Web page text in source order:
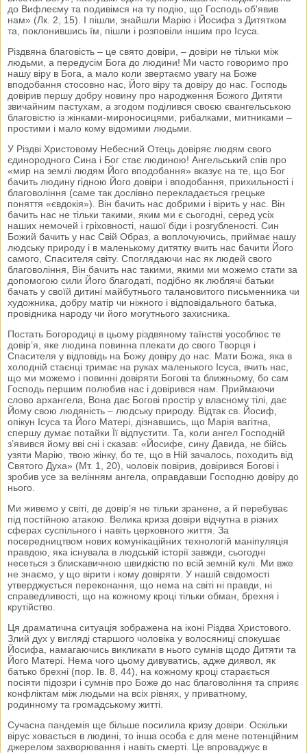
до Вифлеєму та подивімся на ту подію, що Господь об'явив
нам» (Лк. 2, 15). І пішли, знайшли Марію і Йосифа з Дитятком
та, поклонившись їм, пішли і розповіли іншим про Ісуса.
Різдвяна благовість – це свято довіри, – довіри не тільки між
людьми, а передусім Бога до людини! Ми часто говоримо про
нашу віру в Бога, а мало коли звертаємо увагу на Боже
вподобання стосовно нас, Його віру та довіру до нас. Господь
довірив першу добру новину про народження Божого Дитяти
звичайним пастухам, а згодом поділився своєю євангельською
благовістю із жінками-мироносицями, рибалками, митниками –
простими і мало кому відомими людьми.
У Різдві Христовому Небесний Отець довіряє людям свого
єдинородного Сина і Бог стає людиною! Ангельський спів про
«мир на землі людям Його вподобання» вказує на те, що Бог
бачить людину гідною Його довіри і вподобання, прихильності і
благовоління (саме так дослівно перекладається грецьке
поняття «євдокія»). Він бачить нас добрими і вірить у нас. Він
бачить нас не тільки такими, яким ми є сьогодні, серед усіх
наших немочей і гріховності, нашої біди і розгубленості. Син
Божий бачить у нас Свій Образ, а воплочуючись, приймає нашу
людську природу і в маленькому дитятку вчить нас бачити Його
самого, Спасителя світу. Споглядаючи нас як людей свого
благовоління, Він бачить нас такими, якими ми можемо стати за
допомогою сили Його благодаті, подібно як люблячі батьки
бачать у своїй дитині майбутнього талановитого письменника чи
художника, добру матір чи ніжного і відповідального батька,
провідника народу чи його могутнього захисника.
Постать Богородиці в цьому різдвяному таїнстві уособлює те
довір’я, яке людина повинна плекати до свого Творця і
Спасителя у відповідь на Божу довіру до нас. Мати Божа, яка в
холодній стаєнці тримає на руках маленького Ісуса, вчить нас,
що ми можемо і повинні довіряти Богові та ближньому, бо сам
Господь першим полюбив нас і довірився нам. Приймаючи
слово архангела, Вона дає Богові простір у власному тілі, дає
Йому свою людяність – людську природу. Відтак св. Йосиф,
опікун Ісуса та Його Матері, дізнавшись, що Марія вагітна,
спершу думає потайки Її відпустити. Та, коли ангел Господній
з’явився йому вві сні і сказав: «Йосифе, сину Давида, не бійсь
узяти Марію, твою жінку, бо те, що в Ній зачалось, походить від
Святого Духа» (Мт. 1, 20), чоловік повірив, довірився Богові і
зробив усе за велінням ангела, оправдавши Господню довіру до
нього.
Ми живемо у світі, де довір’я не тільки зранене, а й перебуває
під постійною атакою. Велика криза довіри відчутна в різних
сферах суспільного і навіть церковного життя. За
посередництвом нових комунікаційних технологій маніпуляція
правдою, яка існувала в людській історії завжди, сьогодні
несеться з блискавичною швидкістю по всій земній кулі. Ми вже
не знаємо, у що вірити і кому довіряти. У нашій свідомості
утверджується переконання, що нема на світі ні правди, ні
справедливості, що на кожному кроці тільки обман, брехня і
крутійство.
Ця драматична ситуація зображена на іконі Різдва Христового.
Злий дух у вигляді старшого чоловіка у волосяниці спокушає
Йосифа, намагаючись викликати в нього сумнів щодо Дитяти та
Його Матері. Нема чого цьому дивуватись, адже диявол, як
батько брехні (пор. Ів. 8, 44), на кожному кроці старається
посіяти підозри і сумнів про Боже до нас благовоління та сприяє
конфліктам між людьми на всіх рівнях, у приватному,
родинному та громадському житті.
Сучасна пандемія ще більше посилила кризу довіри. Оскільки
вірус ховається в людині, то інша особа є для мене потенційним
джерелом захворювання і навіть смерті. Це впроваджує в